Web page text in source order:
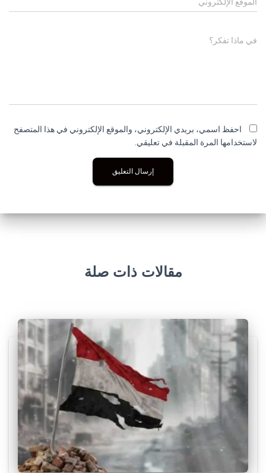
في ماذا تفكر؟
احفظ اسمي، بريدي الإلكتروني، والموقع الإلكتروني في هذا المتصفح
لاستخدامها المرة المقبلة في تعليقي.
مقالات ذات صلة